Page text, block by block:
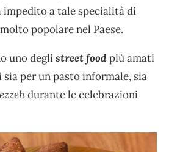
impedito a tale specialità di
popolare nel Paese.
uno deglistreet foodpiù amati
per un pasto informale, sia
durante le celebrazioni